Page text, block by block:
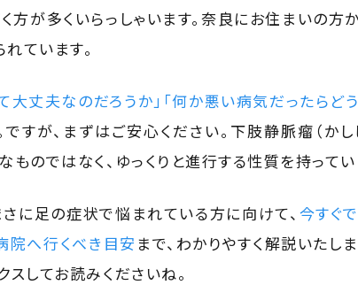
方が多くいらっしゃいます。奈良にお住まいの方
ています。
大丈夫なのだろうか」「何か悪い病気だったらどう
ですが、まずはご安心ください。下肢静脈瘤（か
ものではなく、ゆっくりと進行する性質を持ってい
に足の症状で悩まれている方に向けて、 今すぐ
院へ行くべき目安 まで、わかりやすく解説いたし
スしてお読みくださいね。